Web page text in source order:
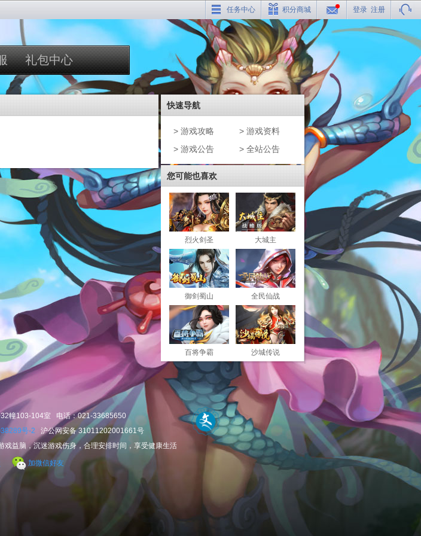
礼包中心
快速导航
> 游戏攻略
> 游戏资料
> 游戏公告
> 全站公告
您可能也喜欢
烈火剑圣 大城主
御剑蜀山 全民仙战
百将争霸 沙城传说
幢103-104室 电话：021-33685650
号-2 沪公网安备 31011202001661号
益脑，沉迷游戏伤身，合理安排时间，享受健康生活
加微信好友
任务中心 积分商城 登录 注册